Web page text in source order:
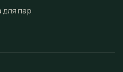
пар